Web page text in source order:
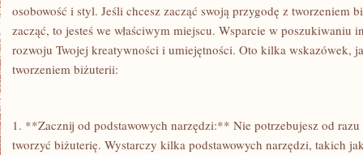
osobowość i‌ styl. Jeśli⁣ chcesz zacząć swoją przygodę z tworzeniem
⁤zacząć, to jesteś ​we ​właściwym⁢ miejscu. Wsparcie w⁢ poszukiwaniu
rozwoju Twojej kreatywności i⁢ umiejętności. Oto kilka ⁢wskazówek,
tworzeniem biżuterii:
1. **Zacznij od podstawowych narzędzi:** Nie potrzebujesz od
tworzyć biżuterię.⁤ Wystarczy kilka podstawowych narzędzi, takich